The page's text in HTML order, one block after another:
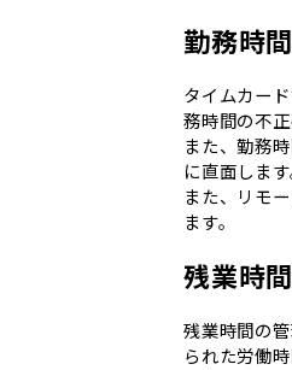
勤務時
タイムカー
務時間の不
また、勤務
に直面します
また、リモ
ます。
残業時
残業時間の
られた労働